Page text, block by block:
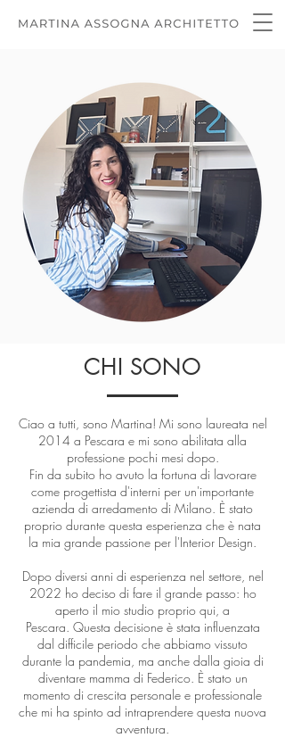
CHI SONO
Ciao a tutti, sono Martina! Mi sono laureata nel
2014 a Pescara e mi sono abilitata alla
professione pochi mesi dopo.
Fin da subito ho avuto la fortuna di lavorare
come progettista d'interni per un'importante
azienda di arredamento di Milano. È stato
proprio durante questa esperienza che è nata
la mia grande passione per l'Interior Design.
Dopo diversi anni di esperienza nel settore, nel
2022 ho deciso di fare il grande passo: ho
aperto il mio studio proprio qui, a
Pescara. Questa decisione è stata influenzata
dal difficile periodo che abbiamo vissuto
durante la pandemia, ma anche dalla gioia di
diventare mamma di Federico. È stato un
momento di crescita personale e professionale
che mi ha spinto ad intraprendere questa nuova
avventura.